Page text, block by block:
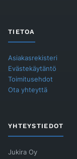
TIETOA
Asiakasrekisteri
Evästekäytäntö
Toimitusehdot
Ota yhteyttä
YHTEYSTIEDOT
Jukira Oy